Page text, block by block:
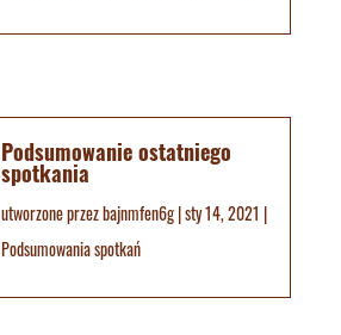
Podsumowanie ostatniego
spotkania
utworzone przezbajnmfen6g|sty 14, 2021 |
Podsumowania spotkań